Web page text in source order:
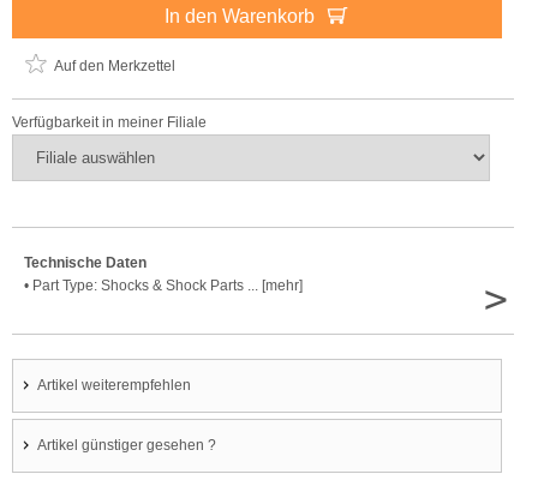
In den Warenkorb
Auf den Merkzettel
Verfügbarkeit in meiner Filiale
Technische Daten
• Part Type: Shocks & Shock Parts ... [mehr]
>
Artikel weiterempfehlen
Artikel günstiger gesehen ?